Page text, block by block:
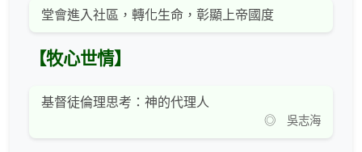
堂會進入社區，轉化生命，彰顯上帝國度
【牧心世情】
基督徒倫理思考：神的代理人
◎ 吳志海